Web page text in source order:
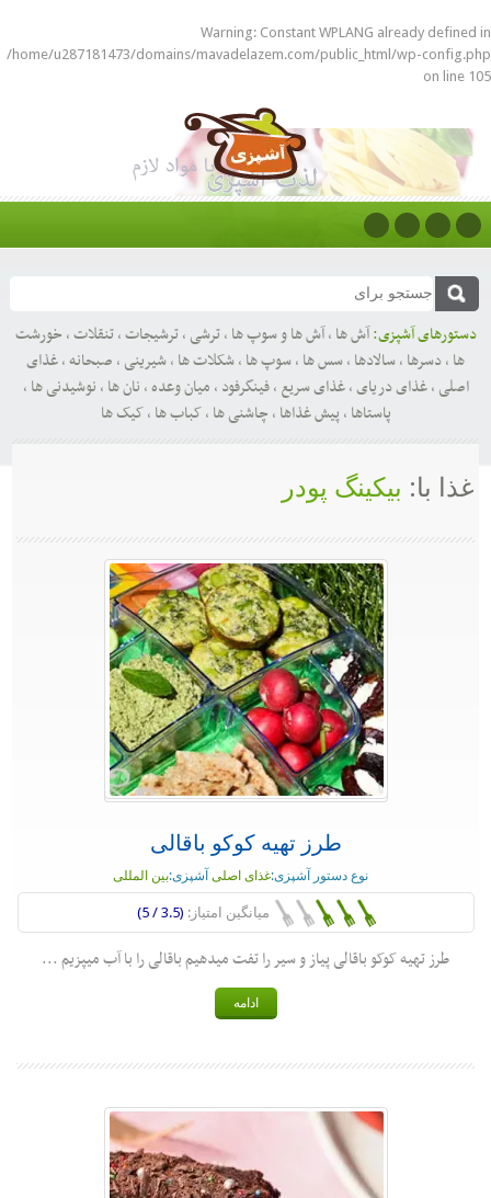
Warning: Constant WPLANG already defined in
/home/u287181473/domains/mavadelazem.com/public_html/wp-config.php
on line 105
دستورهای آشپزی:آش ها ,آش ها و سوپ ها ,ترشی ,ترشیجات,تنقلات, خورشت
ها ,دسرها ,سالادها ,سس ها ,سوپ ها ,شکلات ها ,شیرینی , صبحانه,غذای
اصلی ,غذای دریای,غذای سریع ,فینگرفود , میان وعده, نان ها , نوشیدنی ها ,
پاستاها ,پیش غذاها , چاشنی ها ,کباب ها ,کیک ها
غذا با: بیکینگ پودر
طرز تهیه کوکو باقالی
نوع دستور آشپزی:غذای اصلی آشپزی:بین المللی
میانگین امتیاز: (3.5 / 5)
طرز تهیه کوکو باقالی پیاز و سیر را تفت میدهیم باقالی را با آب میپزیم ...
ادامه